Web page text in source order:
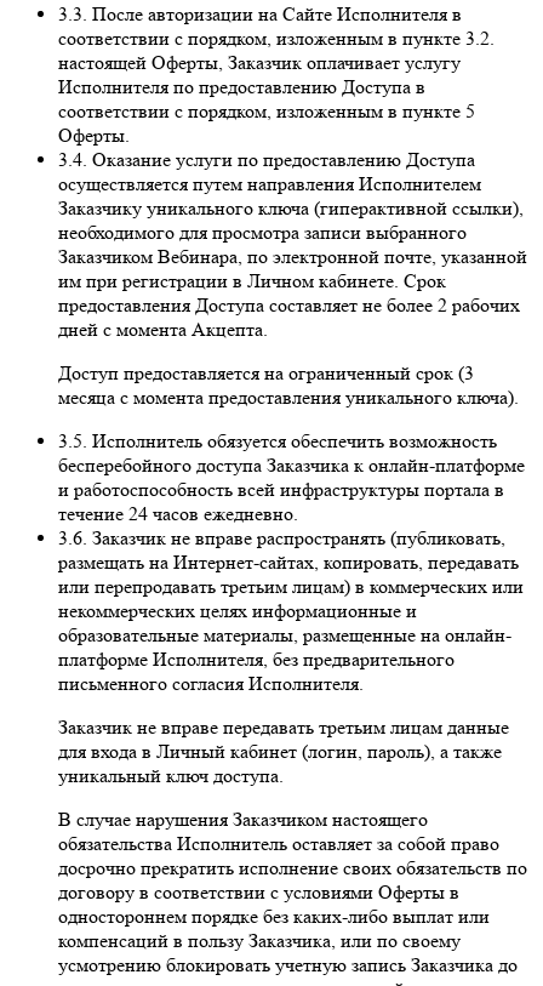
3.3. После авторизации на Сайте Исполнителя в
соответствии с порядком, изложенным в пункте 3.2.
настоящей Оферты, Заказчик оплачивает услугу
Исполнителя по предоставлению Доступа в
соответствии с порядком, изложенным в пункте 5
Оферты.
3.4. Оказание услуги по предоставлению Доступа
осуществляется путем направления Исполнителем
Заказчику уникального ключа (гиперактивной ссылки),
необходимого для просмотра записи выбранного
Заказчиком Вебинара, по электронной почте, указанной
им при регистрации в Личном кабинете. Срок
предоставления Доступа составляет не более 2 рабочих
дней с момента Акцепта.
Доступ предоставляется на ограниченный срок (3
месяца с момента предоставления уникального ключа).
3.5. Исполнитель обязуется обеспечить возможность
бесперебойного доступа Заказчика к онлайн-платформе
и работоспособность всей инфраструктуры портала в
течение 24 часов ежедневно.
3.6. Заказчик не вправе распространять (публиковать,
размещать на Интернет-сайтах, копировать, передавать
или перепродавать третьим лицам) в коммерческих или
некоммерческих целях информационные и
образовательные материалы, размещенные на онлайн-
платформе Исполнителя, без предварительного
письменного согласия Исполнителя.
Заказчик не вправе передавать третьим лицам данные
для входа в Личный кабинет (логин, пароль), а также
уникальный ключ доступа.
В случае нарушения Заказчиком настоящего
обязательства Исполнитель оставляет за собой право
досрочно прекратить исполнение своих обязательств по
договору в соответствии с условиями Оферты в
одностороннем порядке без каких-либо выплат или
компенсаций в пользу Заказчика, или по своему
усмотрению блокировать учетную запись Заказчика до